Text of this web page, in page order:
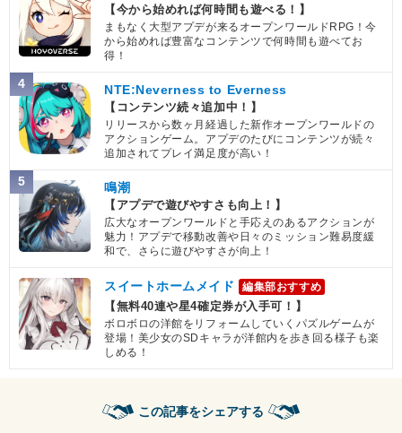
【今から始めれば何時間も遊べる！】
まもなく大型アプデが来るオープンワールドRPG！今
から始めれば豊富なコンテンツで何時間も遊べてお
得！
4 NTE:Neverness to Everness
【コンテンツ続々追加中！】
リリースから数ヶ月経過した新作オープンワールドの
アクションゲーム。アプデのたびにコンテンツが続々
追加されてプレイ満足度が高い！
5 鳴潮
【アプデで遊びやすさも向上！】
広大なオープンワールドと手応えのあるアクションが
魅力！アプデで移動改善や日々のミッション難易度緩
和で、さらに遊びやすさが向上！
スイートホームメイド 編集部おすすめ
【無料40連や星4確定券が入手可！】
ボロボロの洋館をリフォームしていくパズルゲームが
登場！美少女のSDキャラが洋館内を歩き回る様子も楽
しめる！
この記事をシェアする